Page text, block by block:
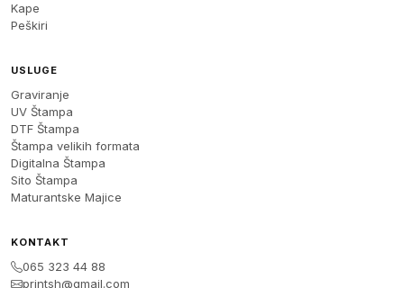
Kape
Peškiri
USLUGE
Graviranje
UV Štampa
DTF Štampa
Štampa velikih formata
Digitalna Štampa
Sito Štampa
Maturantske Majice
KONTAKT
065 323 44 88
printsh@gmail.com